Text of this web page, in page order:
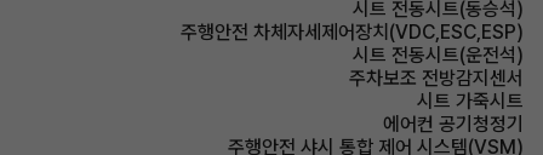
시트 전동시트(동승석)
주행안전 차체자세제어장치(VDC,ESC,ESP)
시트 전동시트(운전석)
주차보조 전방감지센서
시트 가죽시트
에어컨 공기청정기
주행안전 샤시 통합 제어 시스템(VSM)